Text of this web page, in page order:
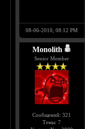
08-06-2010, 08:12 PM
Monolith
Senior Member
Сообщений: 321
Темы: 7